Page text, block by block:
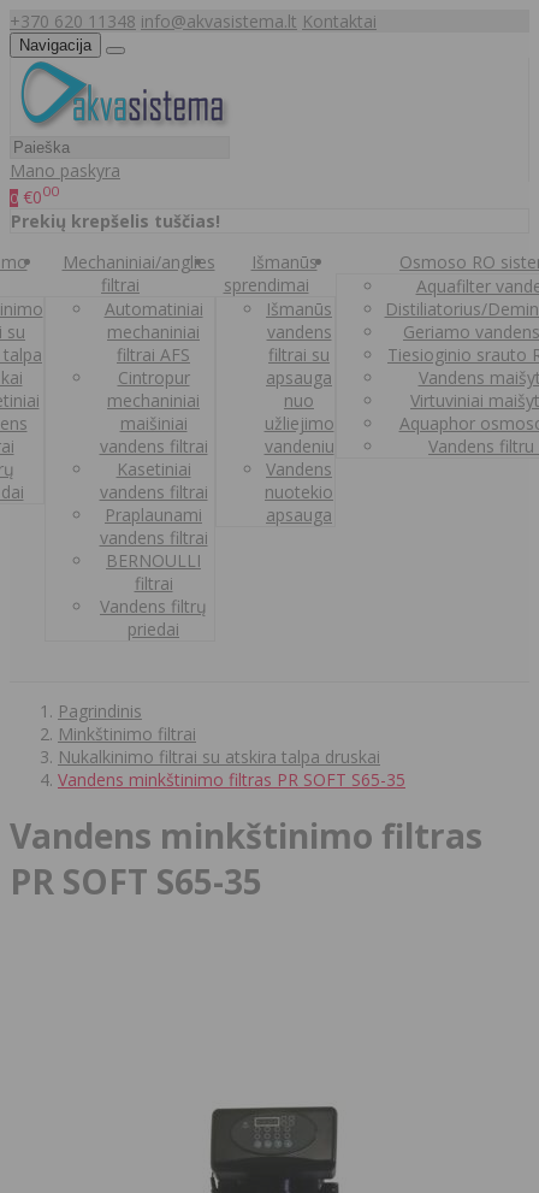
+370 620 11348 info@akvasistema.lt Kontaktai
Navigacija
Mano paskyra
0 €000
Prekių krepšelis tuščias!
su
Mechaniniai/anglies
filtrai
Automatiniai
mechaniniai
filtrai AFS
Cintropur
mechaniniai
maišiniai
vandens filtrai
Kasetiniai
vandens filtrai
Praplaunami
vandens filtrai
BERNOULLI
filtrai
Vandens filtrų
priedai
Išmanūs
sprendimai
Išmanūs
vandens
filtrai su
apsauga
nuo
užliejimo
vandeniu
Vandens
nuotekio
apsauga
Osmoso RO
Aquafilter
Distiliatorius/
Geriamo
Tiesioginio srauto
Vandens
Virtuviniai
Aquaphor
Vandens filtru
Pagrindinis
Minkštinimo filtrai
Nukalkinimo filtrai su atskira talpa druskai
Vandens minkštinimo filtras PR SOFT S65-35
Vandens minkštinimo filtras
PR SOFT S65-35